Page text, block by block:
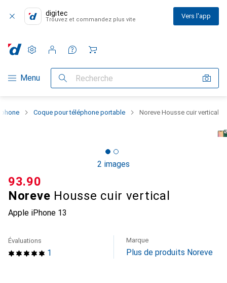
digitec
Trouvez et commandez plus vite Vers l'app
Navigation par catégorie
Menu Recherche
Paramètres
Compte client
Listes de comparaison
Listes d'envies
Panier
Coque pour téléphone portable Noreve Housse cuir vertical
2 images
Noreve Housse cuir vertical
Apple iPhone 13
CHF
93.90
1
Évaluations Marque
Plus de produits Noreve